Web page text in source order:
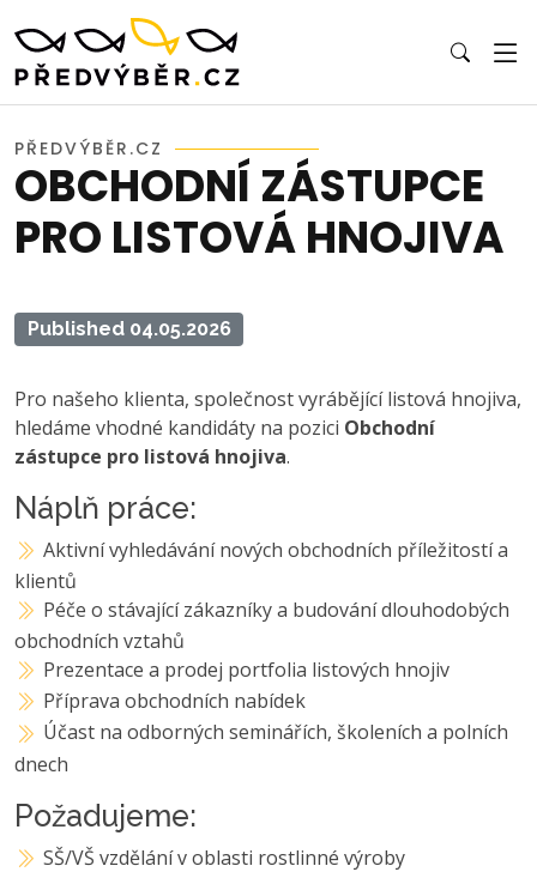
PŘEDVÝBĚR.CZ
OBCHODNÍ ZÁSTUPCE
PRO LISTOVÁ HNOJIVA
Published 04.05.2026
Pro našeho klienta, společnost vyrábějící listová hnojiva,
hledáme vhodné kandidáty na pozici Obchodní
zástupce pro listová hnojiva.
Náplň práce:
Aktivní vyhledávání nových obchodních příležitostí a
klientů
Péče o stávající zákazníky a budování dlouhodobých
obchodních vztahů
Prezentace a prodej portfolia listových hnojiv
Příprava obchodních nabídek
Účast na odborných seminářích, školeních a polních
dnech
Požadujeme:
SŠ/VŠ vzdělání v oblasti rostlinné výroby